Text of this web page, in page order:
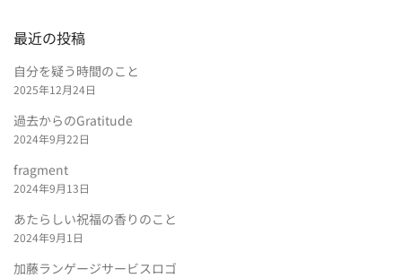
最近の投稿
自分を疑う時間のこと
2025年12月24日
過去からのGratitude
2024年9月22日
fragment
2024年9月13日
あたらしい祝福の香りのこと
2024年9月1日
加藤ランゲージサービスロゴ